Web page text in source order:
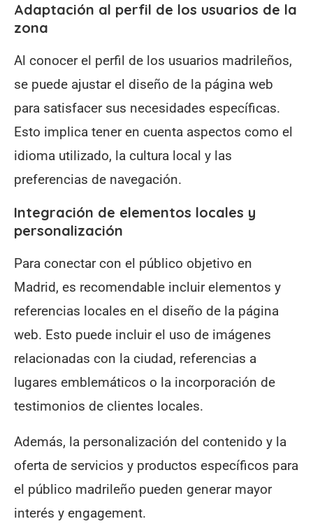
Adaptación al perfil de los usuarios de la
zona
Al conocer el perfil de los usuarios madrileños,
se puede ajustar el diseño de la página web
para satisfacer sus necesidades específicas.
Esto implica tener en cuenta aspectos como el
idioma utilizado, la cultura local y las
preferencias de navegación.
Integración de elementos locales y
personalización
Para conectar con el público objetivo en
Madrid, es recomendable incluir elementos y
referencias locales en el diseño de la página
web. Esto puede incluir el uso de imágenes
relacionadas con la ciudad, referencias a
lugares emblemáticos o la incorporación de
testimonios de clientes locales.
Además, la personalización del contenido y la
oferta de servicios y productos específicos para
el público madrileño pueden generar mayor
interés y engagement.